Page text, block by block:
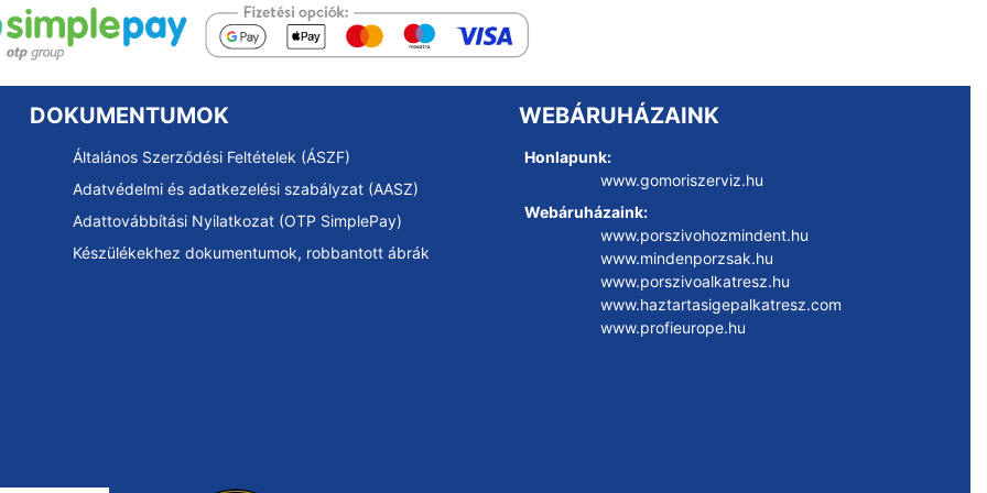
DOKUMENTUMOK
Általános Szerződési Feltételek (ÁSZF)
Adatvédelmi és adatkezelési szabályzat (AASZ)
Adattovábbítási Nyilatkozat (OTP SimplePay)
Készülékekhez dokumentumok, robbantott ábrák
WEBÁRUHÁZAINK
Honlapunk:
www.gomoriszerviz.hu
Webáruházaink:
www.porszivohozmindent.hu
www.mindenporzsak.hu
www.porszivoalkatresz.hu
www.haztartasigepalkatresz.com
www.profieurope.hu